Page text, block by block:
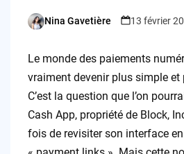
Posted
Nina Gavetière 13 février
Le monde des paiements
vraiment devenir plus simple et
C’est la question que l’on
Cash App, propriété de Block,
fois de revisiter son interface